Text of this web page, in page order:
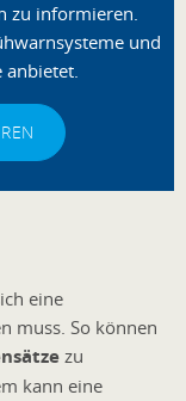
zu informieren.
und
anbietet.
eine
muss. So können
zu
kann eine